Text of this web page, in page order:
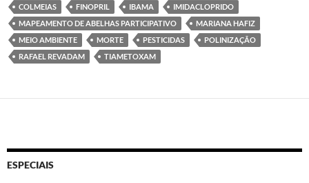
COLMEIAS
FINOPRIL IBAMA
IMIDACLOPRIDO
MAPEAMENTO DE ABELHAS PARTICIPATIVO
MARIANA HAFIZ
MEIO AMBIENTE
MORTE PESTICIDAS
POLINIZAÇÃO
RAFAEL REVADAM
TIAMETOXAM
ESPECIAIS